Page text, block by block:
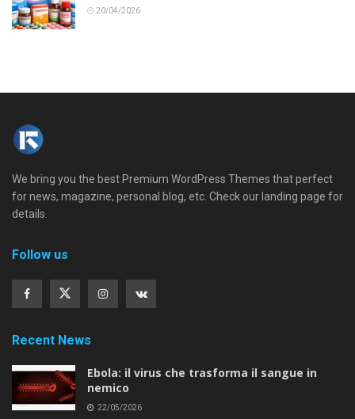
20/04/2026
We bring you the best Premium WordPress Themes that perfect
for news, magazine, personal blog, etc. Check our landing page for
details.
Follow us
Recent News
Ebola: il virus che trasforma il sangue in
nemico
22/05/2026